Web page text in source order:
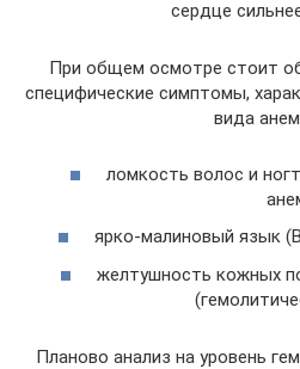
сердце
При общем осмотре стоит
специфические симптомы,
вида
ломкость волос и
ярко-малиновый язык
желтушность кожных
Планово анализ на уровень